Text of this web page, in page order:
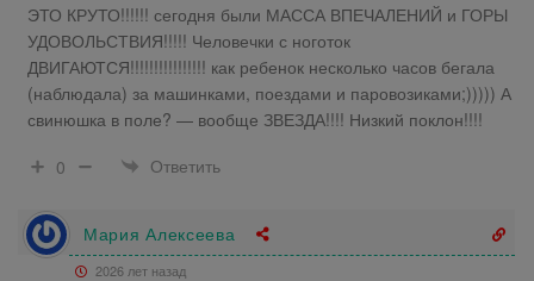
ЭТО КРУТО!!!!!! сегодня были МАССА ВПЕЧАЛЕНИЙ и ГОРЫ
УДОВОЛЬСТВИЯ!!!!! Человечки с ноготок
ДВИГАЮТСЯ!!!!!!!!!!!!!!!! как ребенок несколько часов бегала
(наблюдала) за машинками, поездами и паровозиками;))))) А
свинюшка в поле? — вообще ЗВЕЗДА!!!! Низкий поклон!!!!
0
Ответить
Мария Алексеева
2026 лет назад